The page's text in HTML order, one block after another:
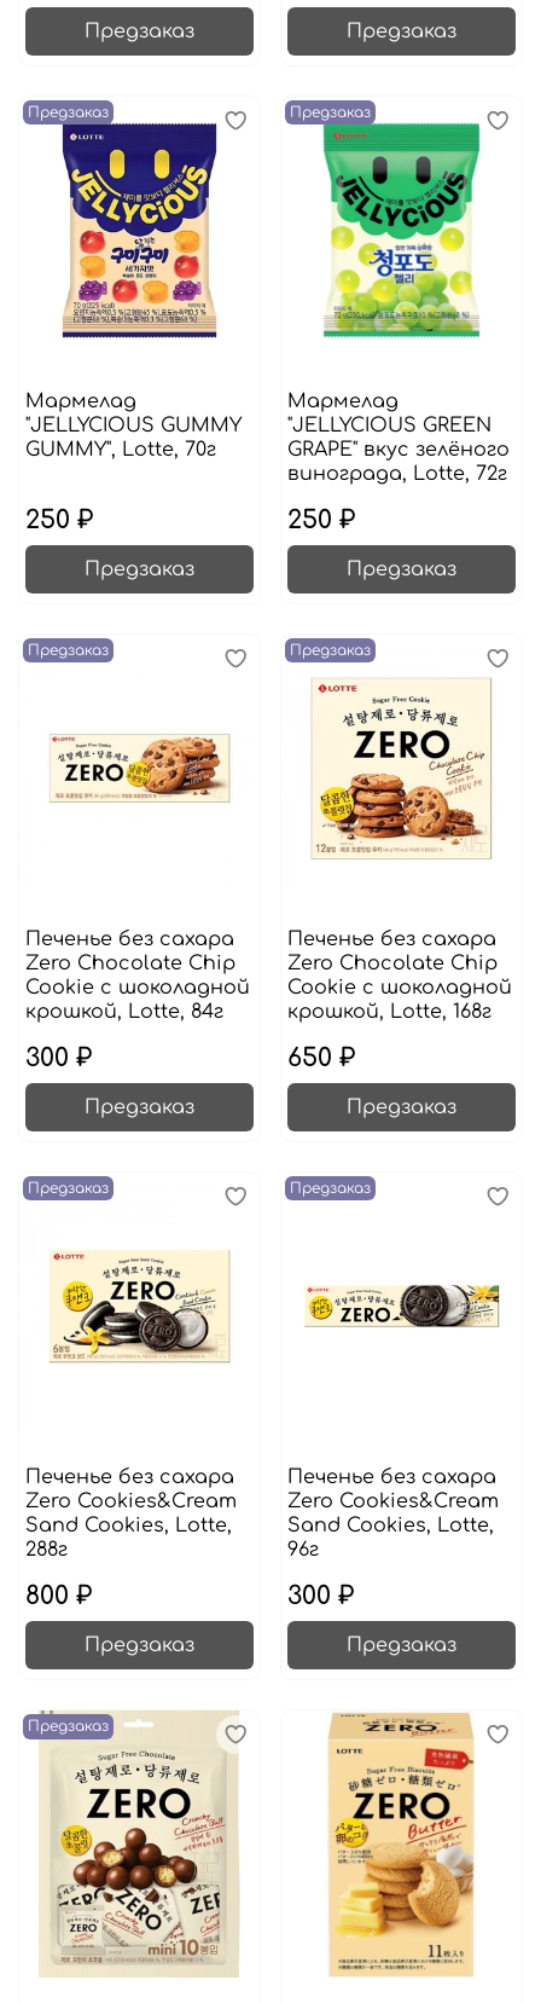
Предзаказ Предзаказ
Предзаказ
Мармелад
"JELLYCIOUS GUMMY
GUMMY", Lotte, 70г
250 ₽
Предзаказ
Предзаказ
Мармелад
"JELLYCIOUS GREEN
GRAPE" вкус зелёного
винограда, Lotte, 72г
250 ₽
Предзаказ
Предзаказ
Печенье без сахара
Zero Chocolate Chip
Cookie с шоколадной
крошкой, Lotte, 84г
300 ₽
Предзаказ
Предзаказ
Печенье без сахара
Zero Chocolate Chip
Cookie с шоколадной
крошкой, Lotte, 168г
650 ₽
Предзаказ
Предзаказ
Печенье без сахара
Zero Cookies&Cream
Sand Cookies, Lotte,
288г
800 ₽
Предзаказ
Предзаказ
Печенье без сахара
Zero Cookies&Cream
Sand Cookies, Lotte,
96г
300 ₽
Предзаказ
Предзаказ